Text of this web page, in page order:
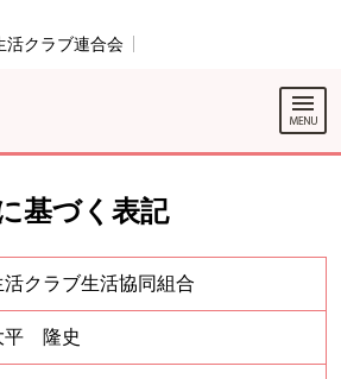
活クラブ連合会
ニューです。
スキップする
こまで。
基づく表記
活クラブ生活協同組合
平 隆史